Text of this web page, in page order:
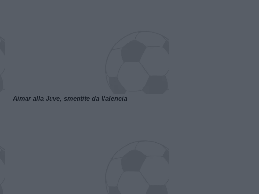
Aimar alla Juve, smentite da Valencia